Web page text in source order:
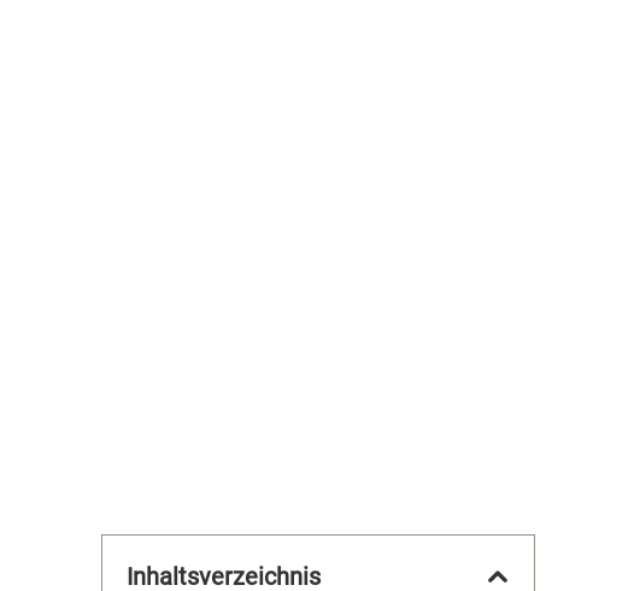
Inhaltsverzeichnis